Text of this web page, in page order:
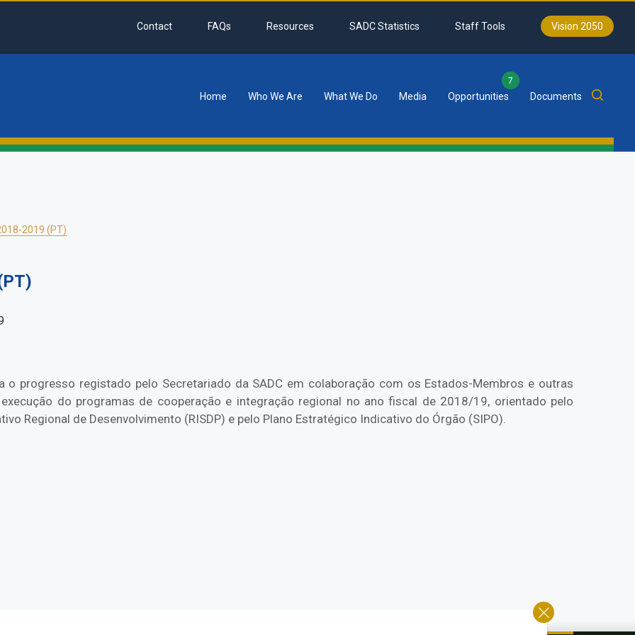
Contact FAQs Resources SADC Statistics Staff Tools Vision 2050
Home Who We Are What We Do Media Opportunities
7
Documents
2019 (PT)
o progresso registado pelo Secretariado da SADC em colaboração com os Estados-Membros e outras
do programas de cooperação e integração regional no ano fiscal de 2018/19, orientado pelo
Regional de Desenvolvimento (RISDP) e pelo Plano Estratégico Indicativo do Órgão (SIPO).